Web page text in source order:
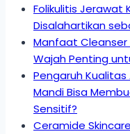
Folikulitis Jerawat
Disalahartikan
Manfaat Cleanser
Wajah Penting
Pengaruh
Mandi Bisa
Sensitif?
Ceramide